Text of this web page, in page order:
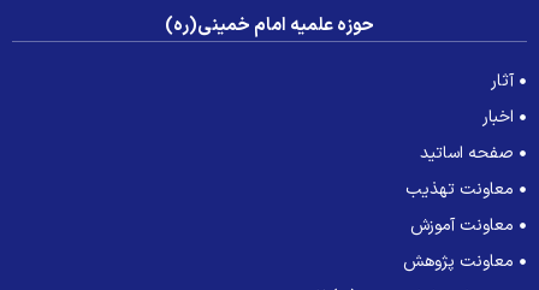
حوزه علمیه امام خمینی(ره)
آثار
اخبار
صفحه اساتید
معاونت تهذیب
معاونت آموزش
معاونت پژوهش